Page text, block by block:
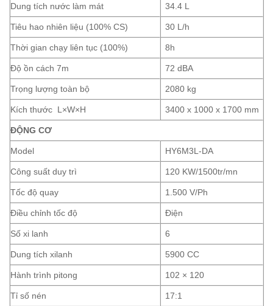
Dung tích nước làm mát 34.4 L
Tiêu hao nhiên liệu (100% CS) 30 L/h
Thời gian chạy liên tục (100%) 8h
Độ ồn cách 7m 72 dBA
Trọng lượng toàn bộ 2080 kg
Kích thước L×W×H 3400 x 1000 x 1700 mm
ĐỘNG CƠ
Model HY6M3L-DA
Công suất duy trì 120 KW/1500tr/mn
Tốc độ quay 1.500 V/Ph
Điều chỉnh tốc độ Điện
Số xi lanh 6
Dung tích xilanh 5900 CC
Hành trình pitong 102 × 120
Tỉ số nén 17:1